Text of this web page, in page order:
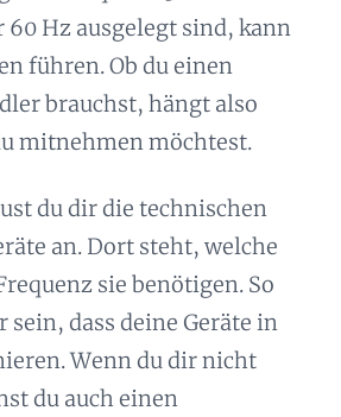
60 Hz ausgelegt sind, kann
führen. Ob du einen
brauchst, hängt also
mitnehmen möchtest.
du dir die technischen
an. Dort steht, welche
sie benötigen. So
sein, dass deine Geräte in
Wenn du dir nicht
du auch einen